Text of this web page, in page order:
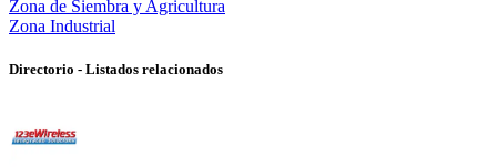
Zona de Siembra y Agricultura
Zona Industrial
Directorio - Listados relacionados